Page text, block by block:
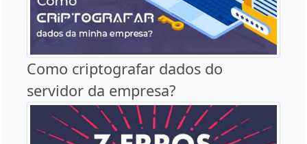
Como criptografar dados do
servidor da empresa?